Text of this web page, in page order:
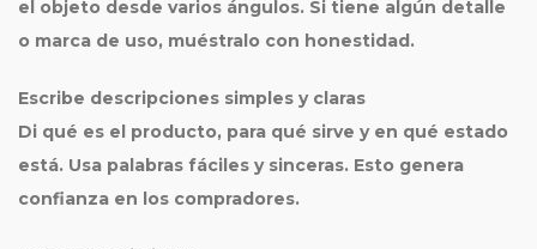
el objeto desde varios ángulos. Si tiene algún detalle
o marca de uso, muéstralo con honestidad.
Escribe descripciones simples y claras
Di qué es el producto, para qué sirve y en qué estado
está. Usa palabras fáciles y sinceras. Esto genera
confianza en los compradores.